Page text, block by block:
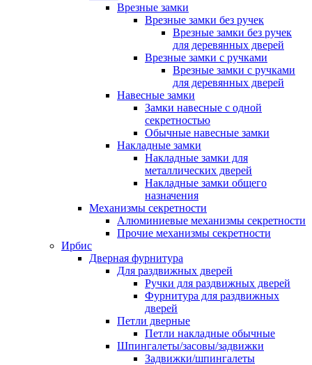
Врезные замки
Врезные замки без ручек
Врезные замки без ручек
для деревянных дверей
Врезные замки с ручками
Врезные замки с ручками
для деревянных дверей
Навесные замки
Замки навесные с одной
секретностью
Обычные навесные замки
Накладные замки
Накладные замки для
металлических дверей
Накладные замки общего
назначения
Механизмы секретности
Алюминиевые механизмы секретности
Прочие механизмы секретности
Ирбис
Дверная фурнитура
Для раздвижных дверей
Ручки для раздвижных дверей
Фурнитура для раздвижных
дверей
Петли дверные
Петли накладные обычные
Шпингалеты/засовы/задвижки
Задвижки/шпингалеты